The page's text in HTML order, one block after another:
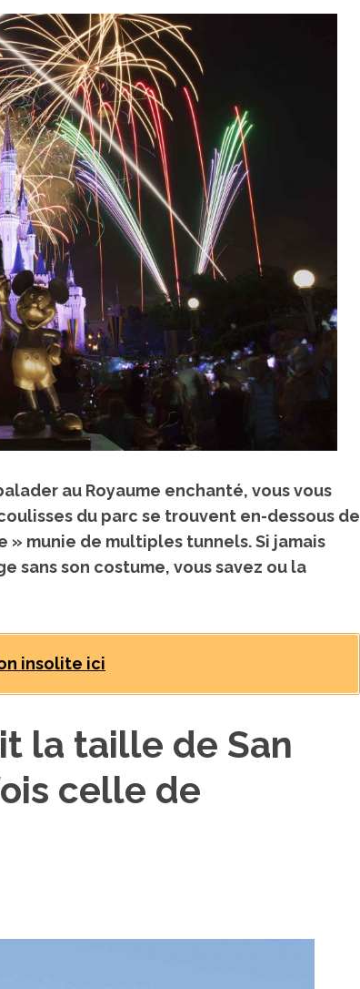
au Royaume enchanté, vous vous
du parc se trouvent en-dessous de
munie de multiples tunnels. Si jamais
sans son costume, vous savez ou la
insolite ici
la taille de San
celle de